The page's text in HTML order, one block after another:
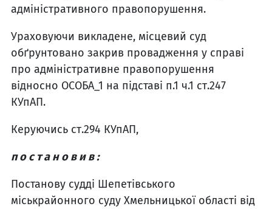
адміністративного правопорушення.
Ураховуючи викладене, місцевий суд
обґрунтовано закрив провадження у справі
про адміністративне правопорушення
відносно ОСОБА_1 на підставі п.1 ч.1 ст.247
КУпАП.
Керуючись ст.294 КУпАП,
п о с т а н о в и в :
Постанову судді Шепетівського
міськрайонного суду Хмельницької області від